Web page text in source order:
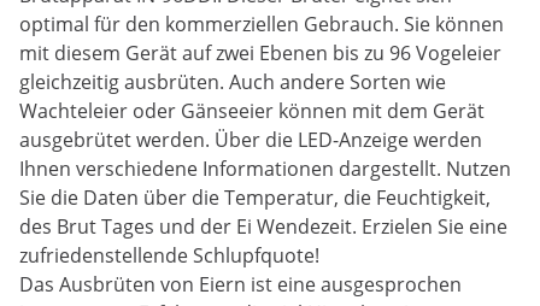
optimal für den kommerziellen Gebrauch. Sie können
mit diesem Gerät auf zwei Ebenen bis zu 96 Vogeleier
gleichzeitig ausbrüten. Auch andere Sorten wie
Wachteleier oder Gänseeier können mit dem Gerät
ausgebrütet werden. Über die LED-Anzeige werden
Ihnen verschiedene Informationen dargestellt. Nutzen
Sie die Daten über die Temperatur, die Feuchtigkeit,
des Brut Tages und der Ei Wendezeit. Erzielen Sie eine
zufriedenstellende Schlupfquote!
Das Ausbrüten von Eiern ist eine ausgesprochen